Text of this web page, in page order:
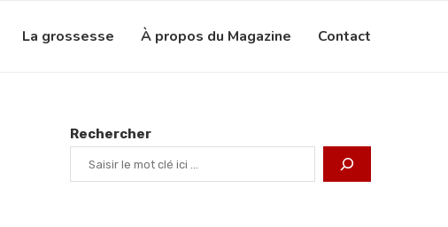
La grossesse À propos du Magazine Contact
Rechercher